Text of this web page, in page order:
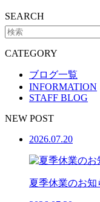
SEARCH
CATEGORY
ブログ一覧
INFORMATION
STAFF BLOG
NEW POST
2026.07.20
夏季休業のお知